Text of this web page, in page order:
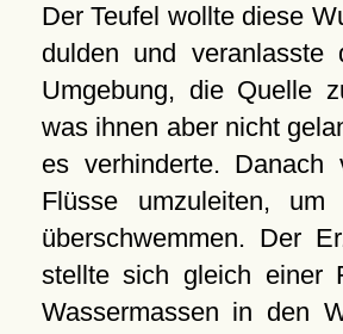
Der Teufel wollte diese
dulden und veranlasste
Umgebung, die Quelle
was ihnen aber nicht
es verhinderte. Danach
Flüsse umzuleiten,
überschwemmen. Der
stellte sich gleich einer
Wassermassen in den